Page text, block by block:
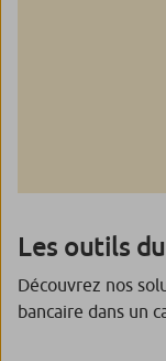
Les outils
Découvrez nos
bancaire dans un